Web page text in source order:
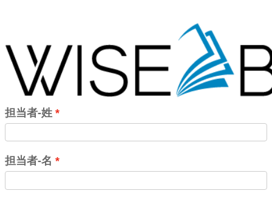
担当者-姓
担当者-名